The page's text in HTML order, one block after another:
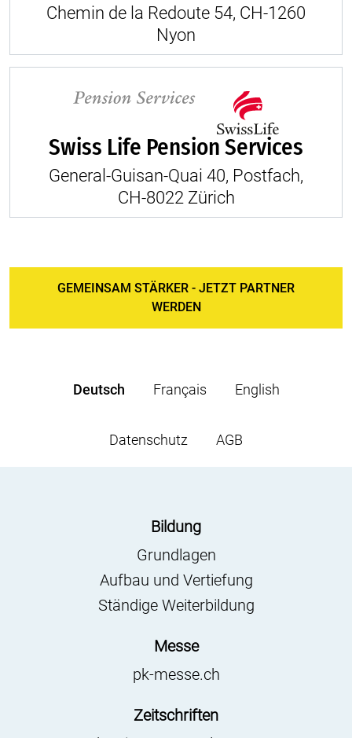
Chemin de la Redoute 54, CH-1260
Nyon
Swiss Life Pension Services
General-Guisan-Quai 40, Postfach,
CH-8022 Zürich
GEMEINSAM STÄRKER - JETZT PARTNER
WERDEN
Deutsch Français English
Datenschutz AGB
Bildung
Grundlagen
Aufbau und Vertiefung
Ständige Weiterbildung
Messe
pk-messe.ch
Zeitschriften